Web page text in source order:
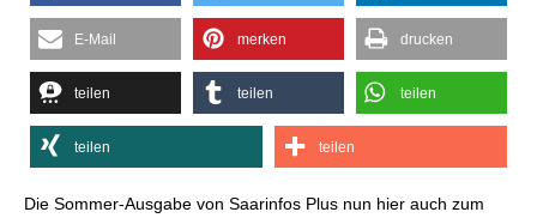
E-Mail merken drucken
teilen teilen teilen
teilen teilen
Die Sommer-Ausgabe von Saarinfos Plus nun hier auch zum